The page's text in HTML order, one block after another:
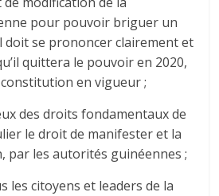
pour pouvoir briguer un
doit se prononcer clairement et
quittera le pouvoir en 2020,
en vigueur ;
des droits fondamentaux de
le droit de manifester et la
par les autorités guinéennes ;
les citoyens et leaders de la